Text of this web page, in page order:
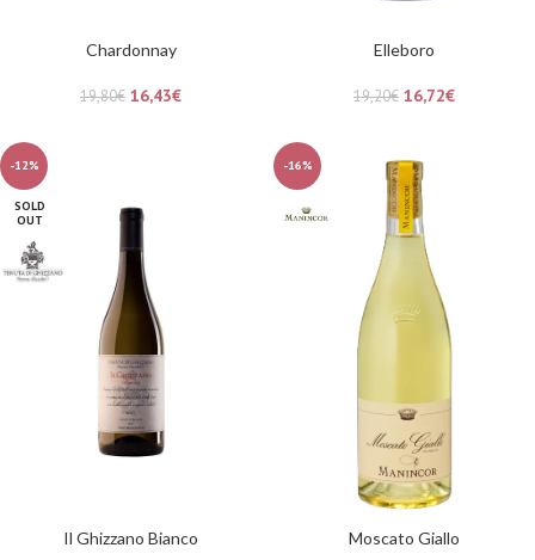
Chardonnay
19,80€ 16,43€
Elleboro
19,20€ 16,72€
-12%
SOLD
OUT
Il Ghizzano Bianco
-16%
Moscato Giallo